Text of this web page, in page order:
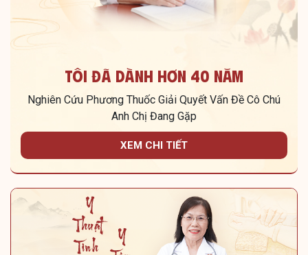
Tôi Đã Dành Hơn 40 Năm
Nghiên Cứu Phương Thuốc Giải Quyết Vấn Đề Cô Chú
Anh Chị Đang Gặp
XEM CHI TIẾT